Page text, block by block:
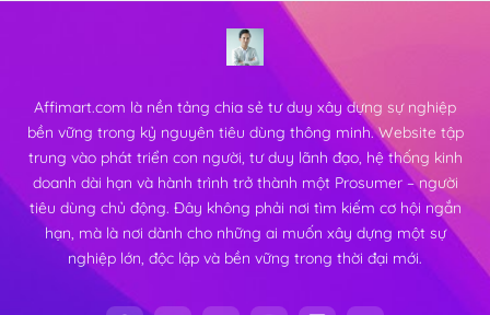
Affimart.com là nền tảng chia sẻ tư duy xây dựng sự nghiệp
bền vững trong kỷ nguyên tiêu dùng thông minh. Website tập
trung vào phát triển con người, tư duy lãnh đạo, hệ thống kinh
doanh dài hạn và hành trình trở thành một Prosumer – người
tiêu dùng chủ động. Đây không phải nơi tìm kiếm cơ hội ngắn
hạn, mà là nơi dành cho những ai muốn xây dựng một sự
nghiệp lớn, độc lập và bền vững trong thời đại mới.